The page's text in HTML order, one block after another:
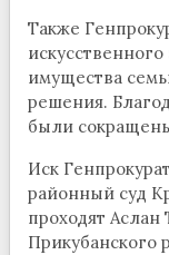
Также
имущества
решения.
были
Иск
районный суд
проходят Аслан
Прикубанского